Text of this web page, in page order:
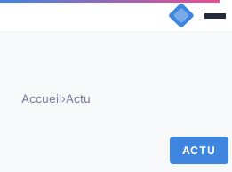
Accueil›Actu
ACTU